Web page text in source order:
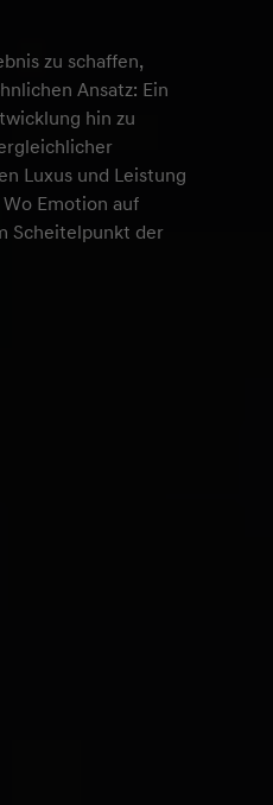
zu schaffen,
Ansatz: Ein
hin zu
Luxus und Leistung
Emotion auf
Scheitelpunkt der